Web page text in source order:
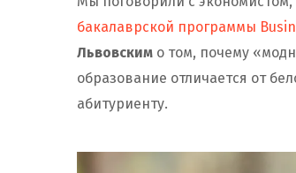
бакалаврской программы
Львовским о том, почему
образование отличается от
абитуриенту.